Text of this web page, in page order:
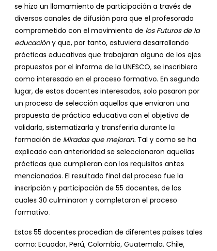
se hizo un llamamiento de participación a través de
diversos canales de difusión para que el profesorado
comprometido con el movimiento de los Futuros de la
educacióny que, por tanto, estuviera desarrollando
prácticas educativas que trabajaran alguno de los ejes
propuestos por el informe de la UNESCO, se inscribiera
como interesado en el proceso formativo. En segundo
lugar, de estos docentes interesados, solo pasaron por
un proceso de selección aquellos que enviaron una
propuesta de práctica educativa con el objetivo de
validarla, sistematizarla y transferirla durante la
formación de Miradas que mejoran. Tal y como se ha
explicado con anterioridad se seleccionaron aquellas
prácticas que cumplieran con los requisitos antes
mencionados. El resultado final del proceso fue la
inscripción y participación de 55 docentes, de los
cuales 30 culminaron y completaron el proceso
formativo.
Estos 55 docentes procedían de diferentes países tales
como: Ecuador, Perú, Colombia, Guatemala, Chile,